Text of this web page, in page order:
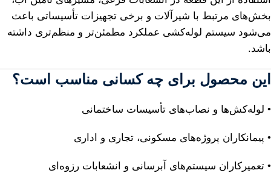
بخش‌های مرتبط با شیرآلات و برخی تجهیزات تأسیساتی باعث
می‌شود سیستم لوله‌کشی عملکرد مطمئن‌تر و منظم‌تری داشته
باشد.
این محصول برای چه کسانی مناسب است؟
• لوله‌کش‌ها و نصاب‌های تأسیسات ساختمانی
• پیمانکاران پروژه‌های مسکونی، تجاری و اداری
• تعمیرکاران سیستم‌های آبرسانی و انشعابات رزوه‌ای